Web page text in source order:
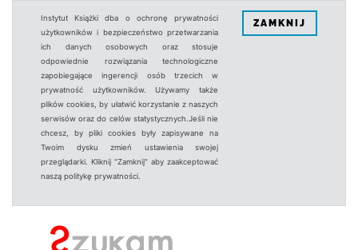
Instytut Książki dba o ochronę prywatności
użytkowników i bezpieczeństwo przetwarzania
ich danych osobowych oraz stosuje
odpowiednie rozwiązania technologiczne
zapobiegające ingerencji osób trzecich w
prywatność użytkowników. Używamy także
plików cookies, by ułatwić korzystanie z naszych
serwisów oraz do celów statystycznych.Jeśli nie
chcesz, by pliki cookies były zapisywane na
Twoim dysku zmień ustawienia swojej
przeglądarki. Kliknij "Zamknij" aby zaakceptować
naszą politykę prywatności.
ZAMKNIJ